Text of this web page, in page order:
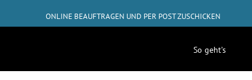
ONLINE BEAUFTRAGEN UND PER POST ZUSCHICKEN
So geht’s